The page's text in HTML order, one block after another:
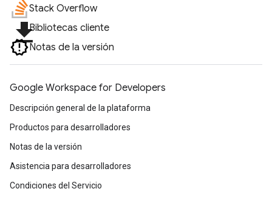
Stack Overflow
file_downloadBibliotecas cliente
Notas de la versión
Google Workspace for Developers
Descripción general de la plataforma
Productos para desarrolladores
Notas de la versión
Asistencia para desarrolladores
Condiciones del Servicio